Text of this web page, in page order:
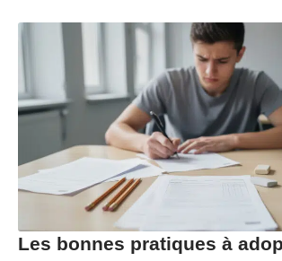
Les bonnes pratiques à